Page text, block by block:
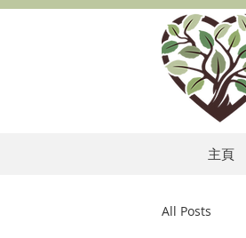
主頁
All Posts